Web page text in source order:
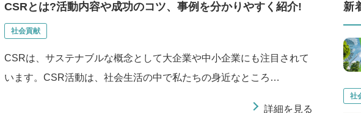
CSRとは?活動内容や成功のコツ、事例を分かりやすく紹介!
社会貢献
CSRは、サステナブルな概念として大企業や中小企業にも注目されて
います。CSR活動は、社会生活の中で私たちの身近なところ…
詳細を見る
新
社